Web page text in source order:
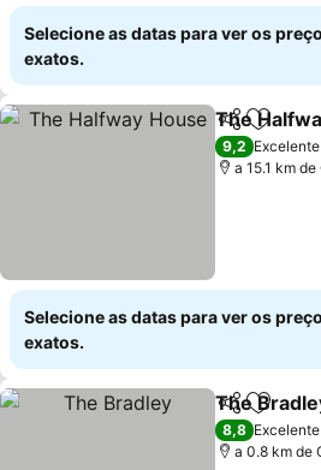
Selecione as datas para ver os
exatos.
Partilhar
The
9,2 Excelente
a 15.1 km
Selecione as datas para ver os
exatos.
Partilhar
The
8,8 Excelente
a 0.8 km de